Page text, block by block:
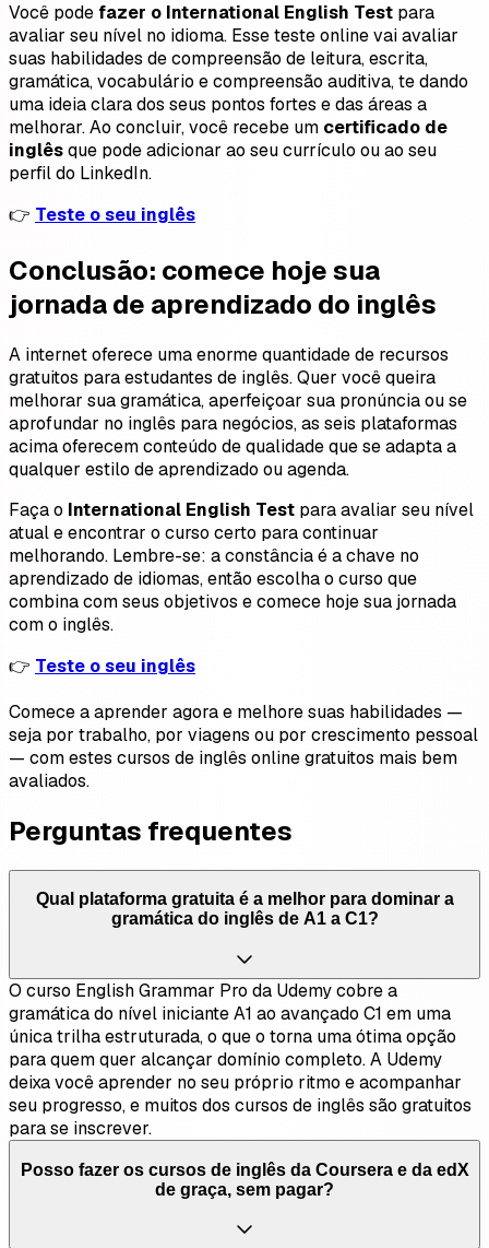
Você pode fazer o International English Test para
avaliar seu nível no idioma. Esse teste online vai avaliar
suas habilidades de compreensão de leitura, escrita,
gramática, vocabulário e compreensão auditiva, te dando
uma ideia clara dos seus pontos fortes e das áreas a
melhorar. Ao concluir, você recebe um certificado de
inglêsque pode adicionar ao seu currículo ou ao seu
perfil do LinkedIn.
👉 Teste o seu inglês
Conclusão: comece hoje sua
jornada de aprendizado do inglês
A internet oferece uma enorme quantidade de recursos
gratuitos para estudantes de inglês. Quer você queira
melhorar sua gramática, aperfeiçoar sua pronúncia ou se
aprofundar no inglês para negócios, as seis plataformas
acima oferecem conteúdo de qualidade que se adapta a
qualquer estilo de aprendizado ou agenda.
Faça o International English Test para avaliar seu nível
atual e encontrar o curso certo para continuar
melhorando. Lembre-se: a constância é a chave no
aprendizado de idiomas, então escolha o curso que
combina com seus objetivos e comece hoje sua jornada
com o inglês.
👉 Teste o seu inglês
Comece a aprender agora e melhore suas habilidades —
seja por trabalho, por viagens ou por crescimento pessoal
— com estes cursos de inglês online gratuitos mais bem
avaliados.
Perguntas frequentes
Qual plataforma gratuita é a melhor para dominar a
gramática do inglês de A1 a C1?
O curso English Grammar Pro da Udemy cobre a
gramática do nível iniciante A1 ao avançado C1 em uma
única trilha estruturada, o que o torna uma ótima opção
para quem quer alcançar domínio completo. A Udemy
deixa você aprender no seu próprio ritmo e acompanhar
seu progresso, e muitos dos cursos de inglês são gratuitos
para se inscrever.
Posso fazer os cursos de inglês da Coursera e da edX
de graça, sem pagar?